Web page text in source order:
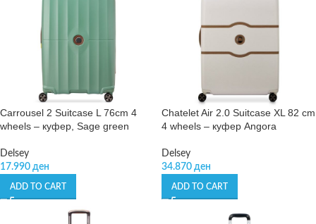
Carrousel 2 Suitcase L 76cm 4
wheels – куфер, Sage green
Delsey
17.990 ден
ADD TO CART
Chatelet Air 2.0 Suitcase XL 82 cm
4 wheels – куфер Angora
Delsey
34.870 ден
ADD TO CART